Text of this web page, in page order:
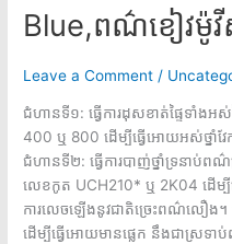
Blue,ពណ៌ខៀវម៉ូវី
Leave a Comment /
ជំហានទី១: ធ្វើការដុសខាត់ផ្ទៃទាំង
400 ឬ 800 ដើម្បីធ្វើអោយអស់ថ្នាំវ
ជំហានទី២: ធ្វើការបាញ់ថ្នាំទ្រនាប់
លេខកូត UCH210* ឬ 2K04 ដើម្បីអ
ការលេចឡើងនូវជាតិច្រេះពណ៌លឿង
ដើម្បីធ្វើអោយមានផ្លេក នឹងជាស្រទ